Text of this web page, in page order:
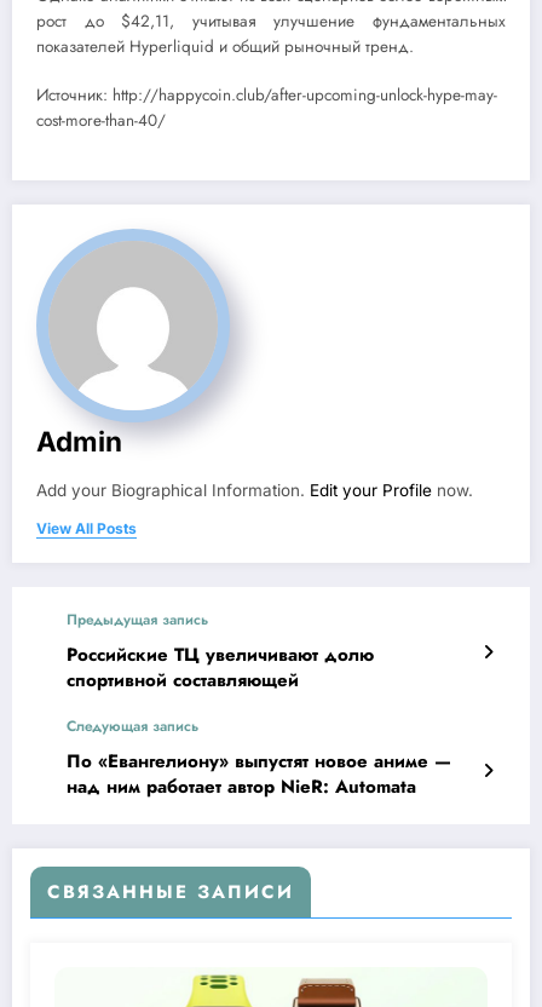
рост до $42,11, учитывая улучшение фундаментальных
показателей Hyperliquid и общий рыночный тренд.
Источник: http://happycoin.club/after-upcoming-unlock-hype-may-
cost-more-than-40/
Admin
Add your Biographical Information. Edit your Profile now.
View All Posts
Предыдущая запись
Российские ТЦ увеличивают долю
спортивной составляющей
Следующая запись
По «Евангелиону» выпустят новое аниме —
над ним работает автор NieR: Automata
СВЯЗАННЫЕ ЗАПИСИ